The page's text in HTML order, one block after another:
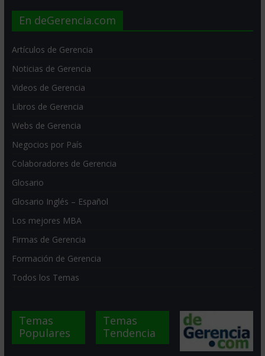
En deGerencia.com
Artículos de Gerencia
Noticias de Gerencia
Videos de Gerencia
Libros de Gerencia
Webs de Gerencia
Negocios por País
Colaboradores de Gerencia
Glosario
Glosario Inglés – Español
Los mejores MBA
Firmas de Gerencia
Formación de Gerencia
Todos los Temas
Temas
Populares
Temas
Tendencia